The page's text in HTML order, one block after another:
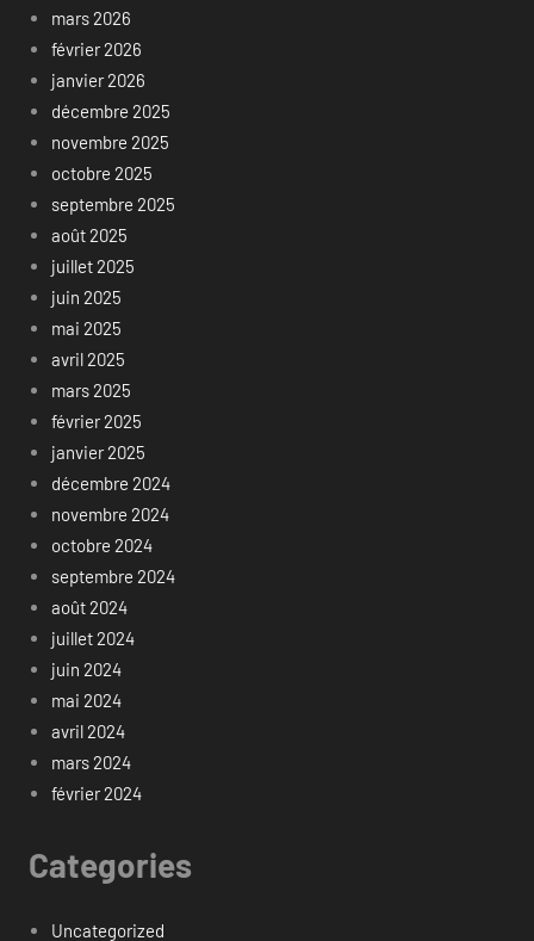
mars 2026
février 2026
janvier 2026
décembre 2025
novembre 2025
octobre 2025
septembre 2025
août 2025
juillet 2025
juin 2025
mai 2025
avril 2025
mars 2025
février 2025
janvier 2025
décembre 2024
novembre 2024
octobre 2024
septembre 2024
août 2024
juillet 2024
juin 2024
mai 2024
avril 2024
mars 2024
février 2024
Categories
Uncategorized